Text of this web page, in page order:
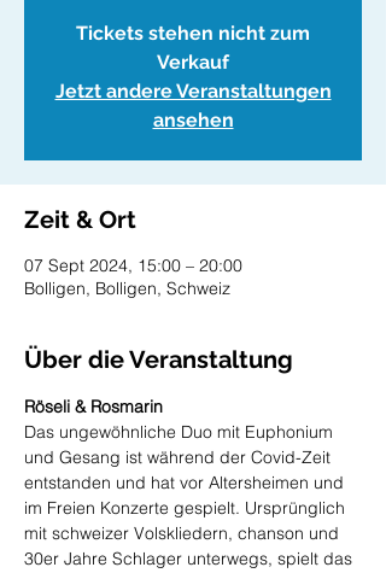
Tickets stehen nicht zum
Verkauf
Jetzt andere Veranstaltungen
ansehen
Zeit & Ort
07 Sept 2024, 15:00 – 20:00
Bolligen, Bolligen, Schweiz
Über die Veranstaltung
Röseli & Rosmarin
Das ungewöhnliche Duo mit Euphonium
und Gesang ist während der Covid-Zeit
entstanden und hat vor Altersheimen und
im Freien Konzerte gespielt. Ursprünglich
mit schweizer Volskliedern, chanson und
30er Jahre Schlager unterwegs, spielt das